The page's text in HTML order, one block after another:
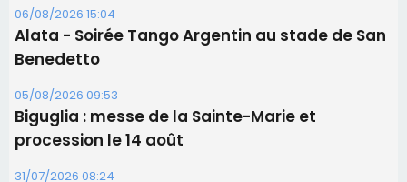
31/07/2026 08:24
Tennis - Début ce week-end du tournoi du
RCPV
31/07/2026 08:22
82ème anniversaire de la disparition du
Commandant Antoine de Saint Exupery